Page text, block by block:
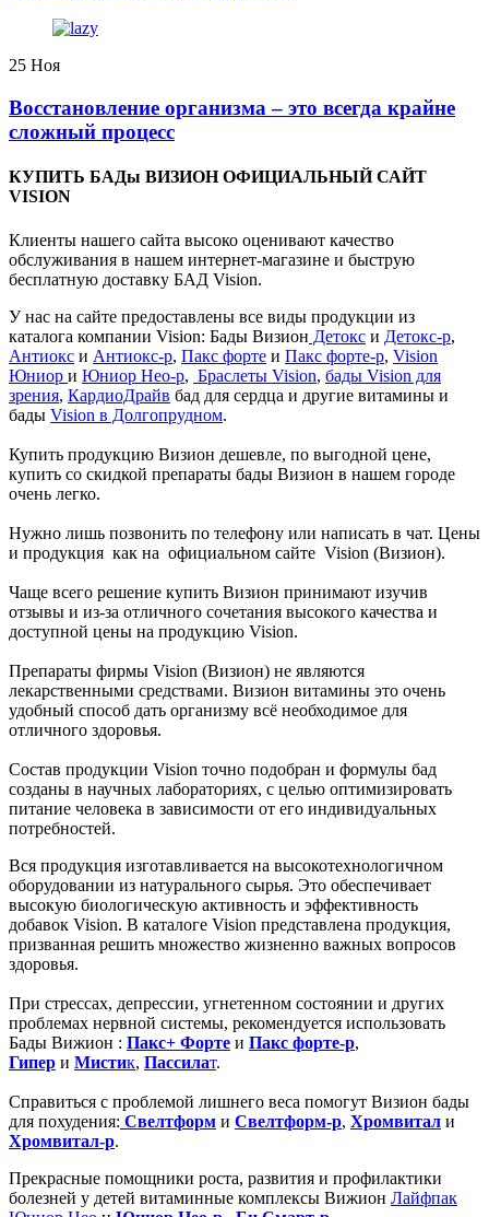
25 Ноя
Восстановление организма – это всегда крайне
сложный процесс
КУПИТЬ БАДы ВИЗИОН ОФИЦИАЛЬНЫЙ САЙТ
VISION
Клиенты нашего сайта высоко оценивают качество
обслуживания в нашем интернет-магазине и быструю
бесплатную доставку БАД Vision.
У нас на сайте предоставлены все виды продукции из
каталога компании Vision: Бады Визион Детокс и Детокс-р,
Антиокс и Антиокс-р, Пакс форте и Пакс форте-р, Vision
Юниор и Юниор Нео-р, Браслеты Vision, бады Vision для
зрения, КардиоДрайв бад для сердца и другие витамины и
бады Vision в Долгопрудном.
Купить продукцию Визион дешевле, по выгодной цене,
купить со скидкой препараты бады Визион в нашем городе
очень легко.
Нужно лишь позвонить по телефону или написать в чат. Цены
и продукция как на официальном сайте Vision (Визион).
Чаще всего решение купить Визион принимают изучив
отзывы и из-за отличного сочетания высокого качества и
доступной цены на продукцию Vision.
Препараты фирмы Vision (Визион) не являются
лекарственными средствами. Визион витамины это очень
удобный способ дать организму всё необходимое для
отличного здоровья.
Состав продукции Vision точно подобран и формулы бад
созданы в научных лабораториях, с целью оптимизировать
питание человека в зависимости от его индивидуальных
потребностей.
Вся продукция изготавливается на высокотехнологичном
оборудовании из натурального сырья. Это обеспечивает
высокую биологическую активность и эффективность
добавок Vision. В каталоге Vision представлена продукция,
призванная решить множество жизненно важных вопросов
здоровья.
При стрессах, депрессии, угнетенном состоянии и других
проблемах нервной системы, рекомендуется использовать
Бады Вижион : Пакс+ Форте и Пакс форте-р,
Гипер и Мистик, Пассилат.
Справиться с проблемой лишнего веса помогут Визион бады
для похудения: Свелтформ и Свелтформ-р, Хромвитал и
Хромвитал-р.
Прекрасные помощники роста, развития и профилактики
болезней у детей витаминные комплексы Вижион Лайфпак